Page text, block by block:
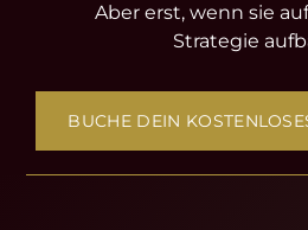
Aber erst, wenn sie
Strategie
BUCHE DEIN